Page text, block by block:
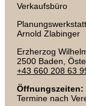
Verkaufsbüro
Planungswerkstatt
Arnold Zlabinger
Erzherzog
2500 Baden ,
+43 660 208 63
Öffnungszeiten:
Termine nach